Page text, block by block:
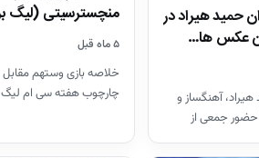
حمید هیراد در
عکس ها…
آهنگساز و
حضور جمعی از
منچسترسیتی (لیگ
۵ ماه قبل
خلاصه بازی وستهم
چارچوب هفته سی ام